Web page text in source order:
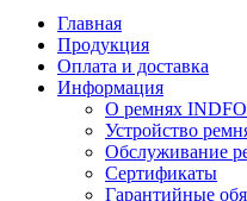
Главная
Продукция
Оплата и доставка
Информация
О ремнях
Устройство
Обслуживание
Сертификаты
Гарантийные